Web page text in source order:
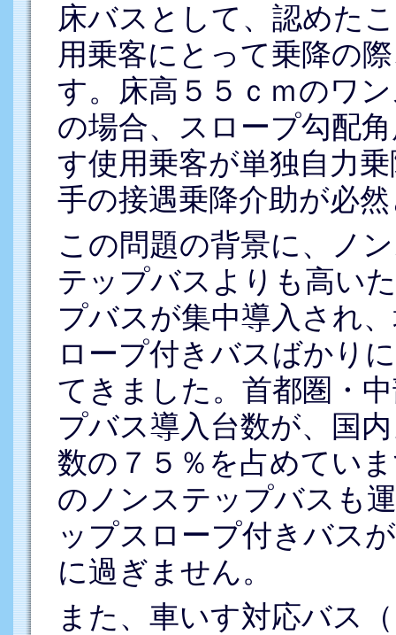
床バスとして、認めた
用乗客にとって乗降の
す。床高５５ｃｍのワ
の場合、スロープ勾配
す使用乗客が単独自力
手の接遇乗降介助が必
この問題の背景に、ノ
テップバスよりも高い
プバスが集中導入され
ロープ付きバスばかり
てきました。首都圏・
プバス導入台数が、国
数の７５％を占めてい
のノンステップバスも
ップスロープ付きバス
に過ぎません。
また、車いす対応バス